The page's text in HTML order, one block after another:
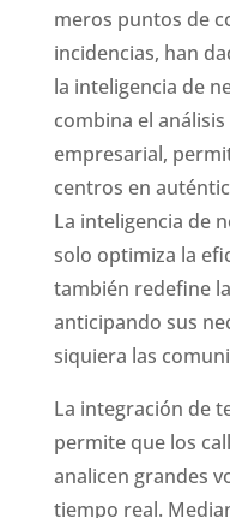
meros puntos de
incidencias, han
la inteligencia de
combina el
empresarial,
centros en
La inteligencia de
solo optimiza la
también redefine
anticipando sus
siquiera las
La integración de
permite que los
analicen grandes
tiempo real.